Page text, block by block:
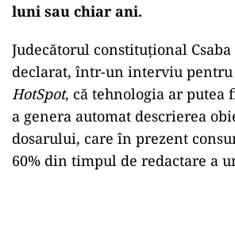
luni sau chiar ani.
Judecătorul constituțional Csaba
declarat, într-un interviu pentru
HotSpot, că tehnologia ar putea
a genera automat descrierea
dosarului, care în prezent
60% din timpul de redactare a